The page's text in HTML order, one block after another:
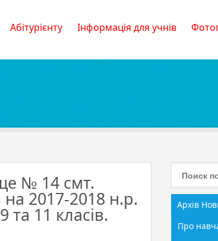
Абітурієнту Інформація для учнів
№ 14 смт.
2017-2018 н.р.
та 11 класів.
Архів
Про